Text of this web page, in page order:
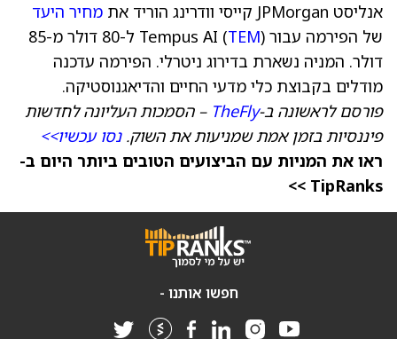
אנליסט JPMorgan קייסי וודרינג הוריד את
מחיר היעד
של הפירמה עבור Tempus AI ( TEM
) ל-80 דולר מ-85
דולר. המניה נשארת בדירוג ניטרלי. הפירמה עדכנה
מודלים בקבוצת כלי מדעי החיים והדיאגנוסטיקה.
פורסם לראשונה ב-TheFly – הסמכות העליונה לחדשות
פיננסיות בזמן אמת שמניעות את השוק.נסו עכשיו>>
ראו את המניות עם הביצועים הטובים ביותר היום ב-
TipRanks >>
חפשו אותנו -